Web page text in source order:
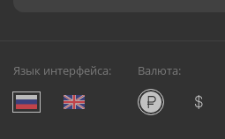
Язык интерфейса: Валюта: